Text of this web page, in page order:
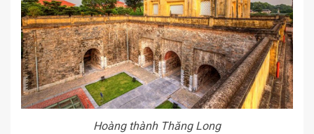
Hoàng thành Thăng Long